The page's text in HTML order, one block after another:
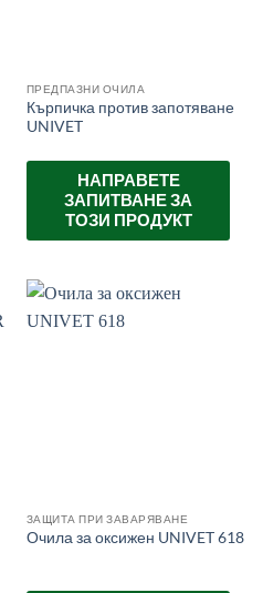
ПРЕДПАЗНИ ОЧИЛА
Кърпичка против запотяване
UNIVET
НАПРАВЕТЕ
ЗАПИТВАНЕ ЗА
ТОЗИ ПРОДУКТ
ЗАЩИТА ПРИ ЗАВАРЯВАНЕ
Очила за оксижен UNIVET 618